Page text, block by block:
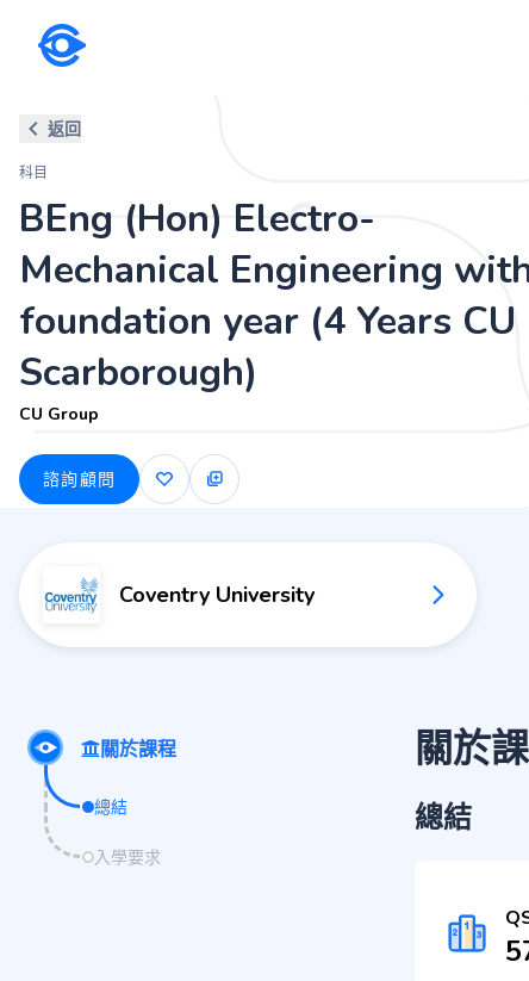
BEng (Hon) Electro-
Scarborough)
CU Group
返回
科目
BEng (Hon) Electro-
Mechanical Engineering
foundation year (4 Years CU
Scarborough)
CU Group
諮詢顧問
Coventry University
關於課程
總結
入學要求
關於
總結